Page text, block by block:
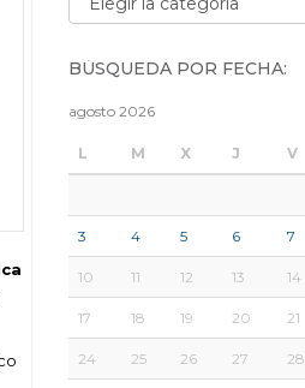
BÚSQUEDA POR FECHA:
agosto 2026
L M X J V
3 4 5 6 7
10 11 12 13 14
17 18 19 20 21
24 25 26 27 28